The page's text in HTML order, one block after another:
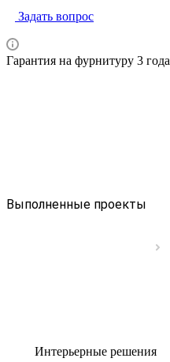
Задать вопрос
Гарантия на фурнитуру 3 года
Выполненные проекты
Интерьерные решения